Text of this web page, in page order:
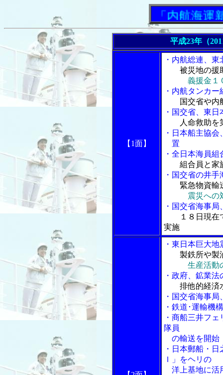
「内航海運新聞
平成23年（
【1面】
・内航総連、
被災地の援
義援金１
・内航タンカ
国交省や内
・国交省、東
人命救助を
・日本船主協
置
・全日本海員
組合員と家
・国交省の井
緊急物資輸
震災への
・国交省海事
１８日現
実施
・東日本巨大
製鉄所や製
生産活動
・政府、鉱業
排他的経済
・国交省海事
・鉄道･運輸機
・商船三井フ
隊員
の輸送を開始
・日本郵船・
Ｉ」をヘリの
洋上基地に活